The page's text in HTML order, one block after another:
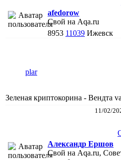
afedorow
Свой на Aqa.ru
8953 11039 Ижевск
plar
Зеленая криптокорина - Вендта
11/02/
Александр Ершов
Свой на Aqa.ru,